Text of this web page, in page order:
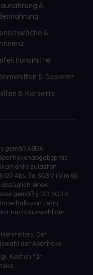
&
&
& Dosierer
& Korsetts
gemäß ABDA-
zulasten
Abs. 5a SGB V i.V.m §§
eines
gemäß § 130 SGB V
von zehn
nach Auswahl der
Der
der Apotheke.
Kosten für